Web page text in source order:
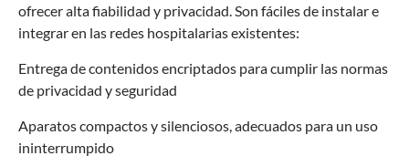
ofrecer alta fiabilidad y privacidad. Son fáciles de instalar e
integrar en las redes hospitalarias existentes:
Entrega de contenidos encriptados para cumplir las normas
de privacidad y seguridad
Aparatos compactos y silenciosos, adecuados para un uso
ininterrumpido